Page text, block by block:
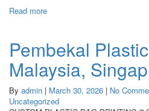
Read more
Pembekal
Malaysia,
By admin | March 30, 2026 | No
Uncategorized